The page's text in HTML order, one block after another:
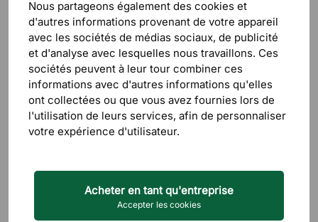
Nous partageons également des cookies et
d'autres informations provenant de votre appareil
avec les sociétés de médias sociaux, de publicité
et d'analyse avec lesquelles nous travaillons. Ces
sociétés peuvent à leur tour combiner ces
informations avec d'autres informations qu'elles
ont collectées ou que vous avez fournies lors de
l'utilisation de leurs services, afin de personnaliser
votre expérience d'utilisateur.
Acheter en tant qu'entreprise
Accepter les cookies